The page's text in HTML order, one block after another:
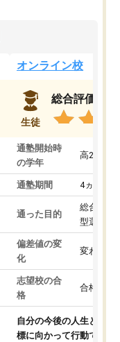
オンライン校
生徒
総合評価
通塾開始時
の学年
高2
通塾期間 4ヵ月～1
通った目的
総合型選
型選抜対
偏差値の変
化
変わらな
志望校の合
格
合格した
自分の今後の人生と真剣
標に向かって行動できる